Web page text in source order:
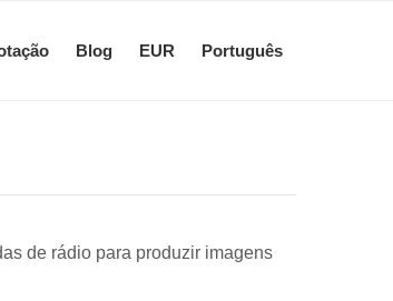
Blog EUR Português
de rádio para produzir imagens